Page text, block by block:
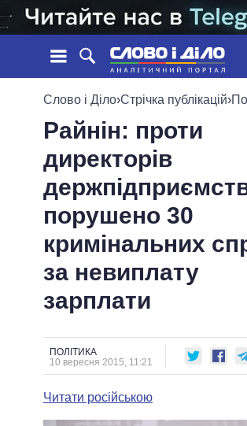
НОВИНИ
СТРІЧКА
ПОДІЇ
СТАТТІ
ДУМКИ
ОГЛЯДИ
ДАЙДЖЕСТИ
ПОЛІТИКА
ОБIЦЯНКИ
ПОЛIТИКИ
УСІ ПОЛІТИКИ
ПРЕЗИДЕНТ І ОФІС
ВЕРХОВНА РАДА
КАБІНЕТ МІНІСТРІВ
ГОЛОВИ ОБЛАДМІНІСТРАЦІЙ
ВСІ ПЕРСОНИ
ІНФОГРАФІКА
ВІДЕО
ПІДТРИМАТИ
ПОРІВНЯННЯ
Слово і Діло›Стрічка публікацій›
Райнін: проти
директорів
порушено 30
кримінальних
за невиплату
зарплати
ПОЛІТИКА
10 вересня 2015, 11:21
Читати російською